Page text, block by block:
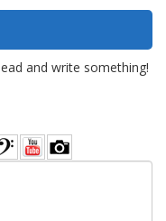
and write something!